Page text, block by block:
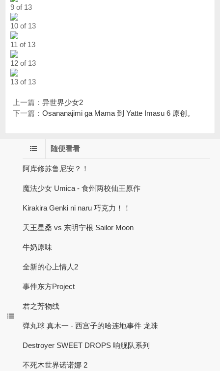
9 of 13
10 of 13
11 of 13
12 of 13
13 of 13
上一篇： 异世界少女2
下一篇： Osananajimi ga Mama 到 Yatte Imasu 6 原创。
随便看看
阿库修苏鲁尼安？！
魔法少女 Umica - 食州两校仙王原作
Kirakira Genki ni naru 巧克力！！
天王星桑 vs 东明宁根 Sailor Moon
牛奶原味
全新的心上情人2
事件东方Project
君之芳物线
弹丸球 真木一 - 西宫子的哈连地事件 龙珠
Destroyer SWEET DROPS 响舰队系列
不死木世界诺诺娜 2